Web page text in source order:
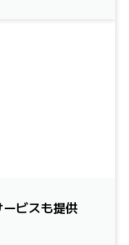
ビスも提供